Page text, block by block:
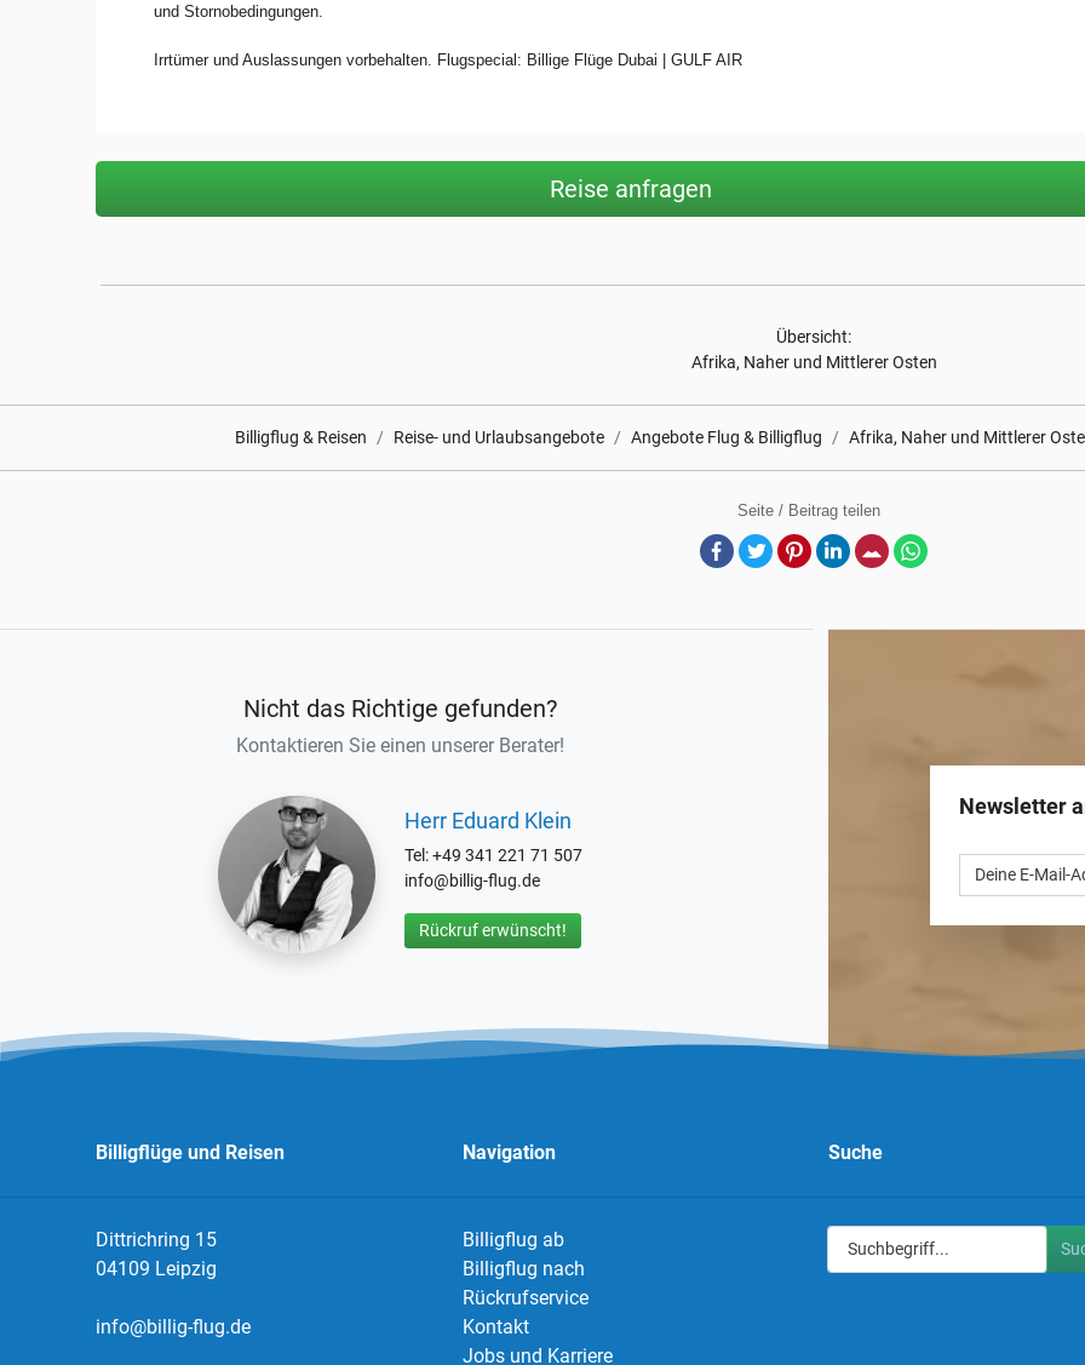
und Stornobedingungen.
Irrtümer und Auslassungen vorbehalten. Flugspecial: Billige Flüge Dubai | GULF AIR
Reise anfragen
Übersicht:
Afrika, Naher und Mittlerer Osten
Billigflug & Reisen Reise- und Urlaubsangebote Angebote Flug & Billigflug Afrika, Naher und Mittlerer
Seite / Beitrag teilen
Facebook
TwitterPinterestLinkedInE-Mail
Nicht das Richtige gefunden?
Kontaktieren Sie einen unserer Berater!
Herr Eduard Klein
Tel: +49 341 221 71 507
info@billig-flug.de
Rückruf erwünscht!
Newsletter
Billigflüge und Reisen
Dittrichring 15
04109 Leipzig
info@billig-flug.de
Navigation
Billigflug ab
Billigflug nach
Rückrufservice
Kontakt
Jobs und Karriere
Suche